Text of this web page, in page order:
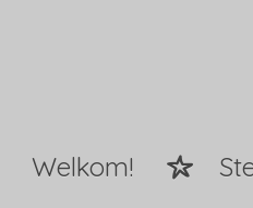
Welkom!